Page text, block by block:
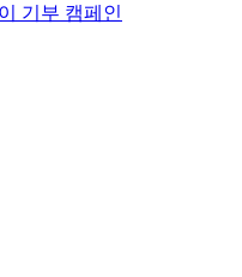
기부 캠페인